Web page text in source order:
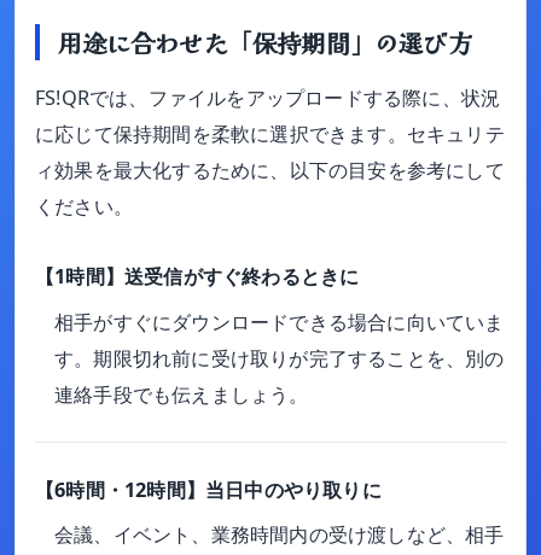
用途に合わせた「保持期間」の選び方
FS!QRでは、ファイルをアップロードする際に、状況
に応じて保持期間を柔軟に選択できます。セキュリテ
ィ効果を最大化するために、以下の目安を参考にして
ください。
【1時間】送受信がすぐ終わるときに
相手がすぐにダウンロードできる場合に向いていま
す。期限切れ前に受け取りが完了することを、別の
連絡手段でも伝えましょう。
【6時間・12時間】当日中のやり取りに
会議、イベント、業務時間内の受け渡しなど、相手